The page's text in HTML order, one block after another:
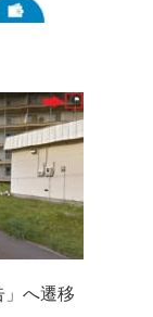
」へ遷移